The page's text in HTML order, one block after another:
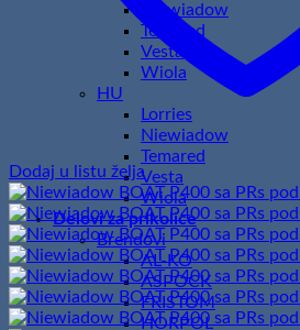
Niewiadow
Temared
Vesta
Wiola
HU
Lorries
Niewiadow
Temared
Vesta
Wiola
Delovi za prikolice
Brendovi
AL-KO
ASPOCK
FRISTOM
HORPOL
Dodaj u listu želja